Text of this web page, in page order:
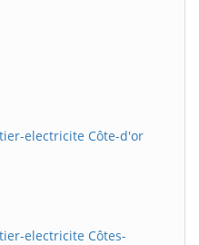
electricite Côte-d'or
electricite Côtes-